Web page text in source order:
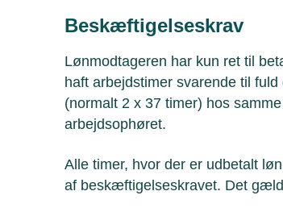
Beskæftigelseskrav
Lønmodtageren har kun ret til
haft arbejdstimer svarende til
(normalt 2 x 37 timer) hos
arbejdsophøret.
Alle timer, hvor der er udbetalt
af beskæftigelseskravet. Det